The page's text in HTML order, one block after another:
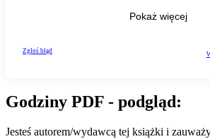
Godziny PDF - podgląd:
Jesteś autorem/wydawcą tej książki i